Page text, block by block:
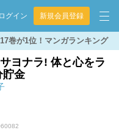
ログイン 新規会員登録
巻が1位！マンガランキング
ヨナラ! 体と心をラ
貯金